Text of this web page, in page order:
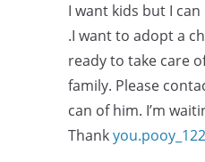
I want kids but I
.I want to adopt a
ready to take care
family. Please
can of him. I’m
Thank